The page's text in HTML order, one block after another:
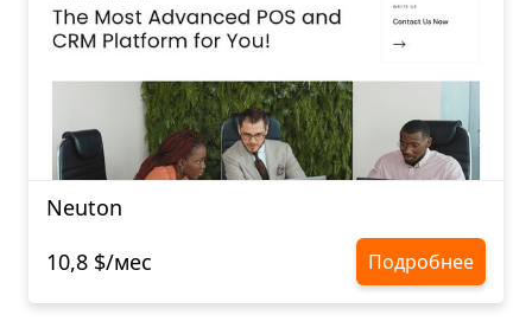
Neuton
10,8 $/мес
Подробнее